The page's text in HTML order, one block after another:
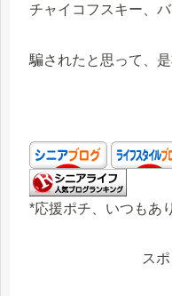
チャイコフスキー、バ
騙されたと思って、
*応援ポチ、いつもあ
ス